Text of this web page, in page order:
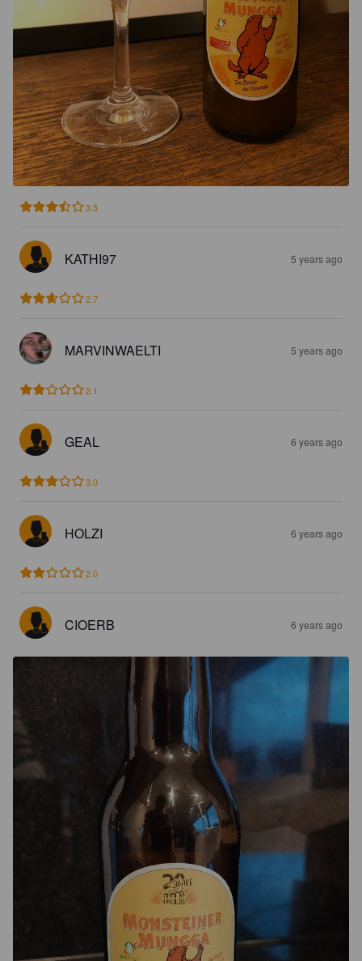
3.5
KATHI97 5 years ago
2.7
MARVINWAELTI 5 years ago
2.1
GEAL 6 years ago
3.0
HOLZI 6 years ago
2.0
CIOERB 6 years ago